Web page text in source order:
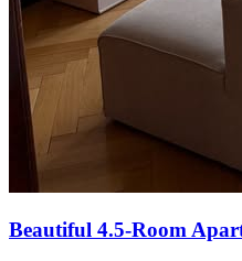
Beautiful 4.5-Room